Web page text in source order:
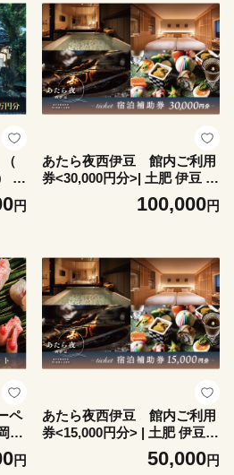
文
ナ
ー
修
| 4
棟貸し 貸切別邸 登録有形文
化財 露天風呂付き宿 サウナ
付き オールインクルーシブ
家族旅行 三世代旅行 グルー
プ 記念日 ラグジュアリー 修
善寺 天城 伊豆観光 温泉宿 | 2
40-001
|
宿
ン
舗
ナ
露
洞
円
あたら夜西伊豆 館内ご利用
券<30,000円分>| 土肥 伊豆 静
岡 チケット 補助券 ふるさと
納税 あたら夜 西伊豆 贅沢 温
36
100,000円
ペ
円
あたら夜西伊豆 館内ご利用
券<15,000円分> | 土肥 伊豆
静岡 チケット 補助券 ふるさ
と納税 あたら夜 西伊豆 贅沢
50,000円